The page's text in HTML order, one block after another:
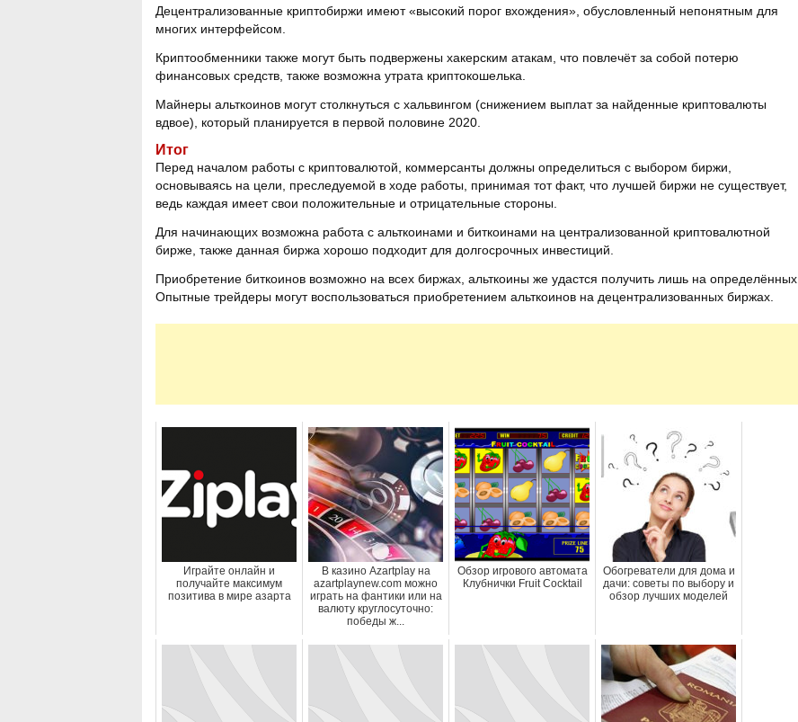
Децентрализованные криптобиржи имеют «высокий порог вхождения», обусловленный непонятным для
многих интерфейсом.
Криптообменники также могут быть подвержены хакерским атакам, что повлечёт за собой потерю
финансовых средств, также возможна утрата криптокошелька.
Майнеры альткоинов могут столкнуться с хальвингом (снижением выплат за найденные криптовалюты
вдвое), который планируется в первой половине 2020.
Итог
Перед началом работы с криптовалютой, коммерсанты должны определиться с выбором биржи,
основываясь на цели, преследуемой в ходе работы, принимая тот факт, что лучшей биржи не существует,
ведь каждая имеет свои положительные и отрицательные стороны.
Для начинающих возможна работа с альткоинами и биткоинами на централизованной криптовалютной
бирже, также данная биржа хорошо подходит для долгосрочных инвестиций.
Приобретение биткоинов возможно на всех биржах, альткоины же удастся получить лишь на определённых.
Опытные трейдеры могут воспользоваться приобретением альткоинов на децентрализованных биржах.
Играйте онлайн и
получайте максимум
позитива в мире азарта
В казино Azartplay на
azartplaynew.com можно
играть на фантики или на
валюту круглосуточно:
победы ж...
Обзор игрового автомата
Клубнички Fruit Cocktail
Обогреватели для дома и
дачи: советы по выбору и
обзор лучших моделей